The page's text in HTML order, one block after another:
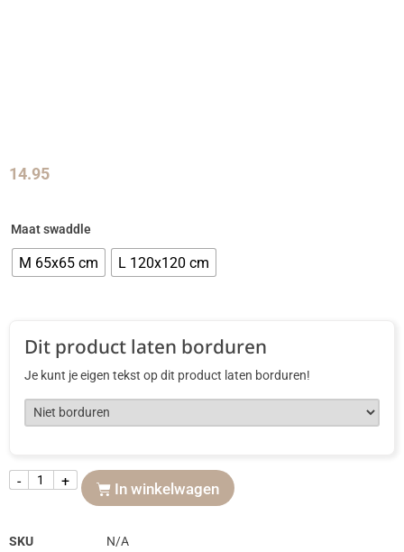
14.95
Maat swaddle
M 65x65 cm L 120x120 cm
Dit product laten borduren
Je kunt je eigen tekst op dit product laten borduren!
- + In winkelwagen
SKU
N/A